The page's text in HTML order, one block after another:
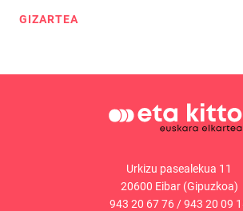
GIZARTEA
Urkizu pasealekua 11
20600 Eibar (Gipuzkoa)
943 20 67 76 /943 20 09